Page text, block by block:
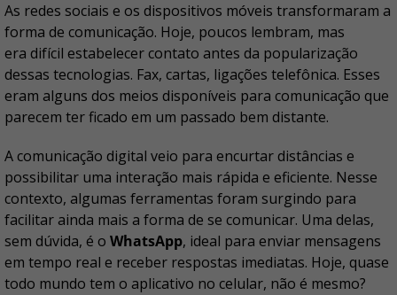
As redes sociais e os dispositivos móveis transformaram a
forma de comunicação. Hoje, poucos lembram, mas
era difícil estabelecer contato antes da popularização
dessas tecnologias. Fax, cartas, ligações telefônica. Esses
eram alguns dos meios disponíveis para comunicação que
parecem ter ficado em um passado bem distante.
A comunicação digital veio para encurtar distâncias e
possibilitar uma interação mais rápida e eficiente. Nesse
contexto, algumas ferramentas foram surgindo para
facilitar ainda mais a forma de se comunicar. Uma delas,
sem dúvida, é o WhatsApp, ideal para enviar mensagens
em tempo real e receber respostas imediatas. Hoje, quase
todo mundo tem o aplicativo no celular, não é mesmo?